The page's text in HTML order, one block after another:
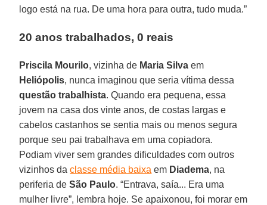
logo está na rua. De uma hora para outra, tudo muda.”
20 anos trabalhados, 0 reais
Priscila Mourilo, vizinha de Maria Silva em
Heliópolis, nunca imaginou que seria vítima dessa
questão trabalhista. Quando era pequena, essa
jovem na casa dos vinte anos, de costas largas e
cabelos castanhos se sentia mais ou menos segura
porque seu pai trabalhava em uma copiadora.
Podiam viver sem grandes dificuldades com outros
vizinhos daclasse média baixa em Diadema, na
periferia deSão Paulo. “Entrava, saía... Era uma
mulher livre”, lembra hoje. Se apaixonou, foi morar em